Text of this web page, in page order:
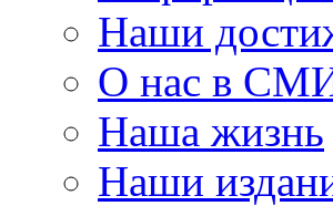
Наши
О нас в
Наша жизнь
Наши